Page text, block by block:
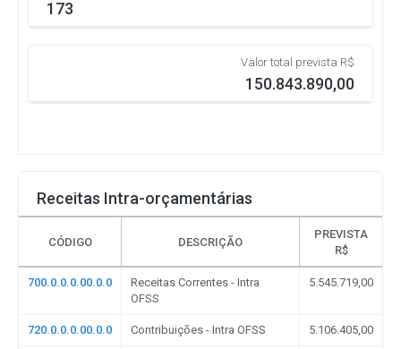
173
Valor total prevista R$
150.843.890,00
Receitas Intra-orçamentárias
CÓDIGO DESCRIÇÃO
PREVISTA
R$
700.0.0.0.00.0.0
Receitas Correntes - Intra
OFSS
5.545.719,00
720.0.0.0.00.0.0 Contribuições - Intra OFSS 5.106.405,00